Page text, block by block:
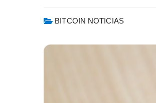
BITCOIN NOTICIAS